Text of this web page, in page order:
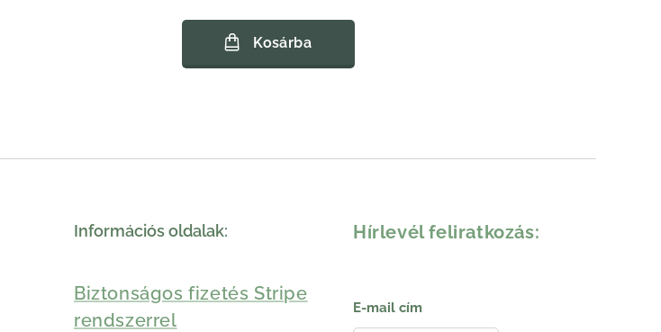
Kosárba
Információs oldalak:
Biztonságos fizetés Stripe
rendszerrel
Hírlevél feliratkozás:
E-mail cím